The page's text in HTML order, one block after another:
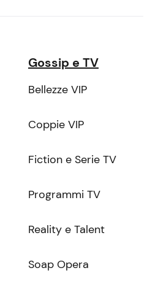
Gossip e TV
Bellezze VIP
Coppie VIP
Fiction e Serie TV
Programmi TV
Reality e Talent
Soap Opera